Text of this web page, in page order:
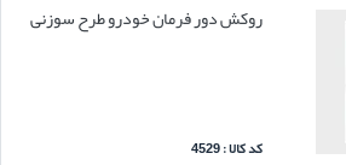
روکش دور فرمان خودرو طرح سوزنی
کد کالا : 4529